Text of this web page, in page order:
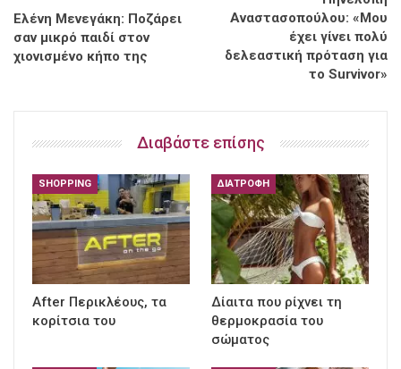
Ελένη Μενεγάκη: Ποζάρει
σαν μικρό παιδί στον
χιονισμένο κήπο της
Αναστασοπούλου: «Μου
έχει γίνει πολύ
δελεαστική πρόταση για
το Survivor»
Διαβάστε επίσης
SHOPPING
After Περικλέους, τα
κορίτσια του
ΔΙΑΤΡΟΦΉ
Δίαιτα που ρίχνει τη
θερμοκρασία του
σώματος